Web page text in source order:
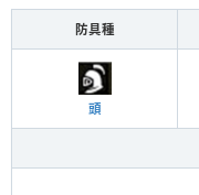
防具種
頭